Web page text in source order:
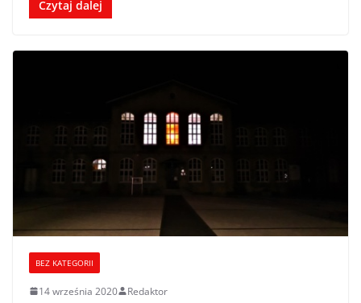
Czytaj dalej
BEZ KATEGORII
14 września 2020 Redaktor